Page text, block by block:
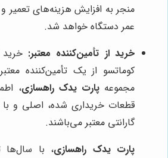
منجر به افزایش هزینه‌های
عمر دستگاه خواهد شد.
خرید از تأمین‌کننده معتبر:
کوماتسو از یک تأمین‌کننده
مجموعهپارت یدک راهسازی،
قطعات خریداری شده، اصلی و
گارانتی معتبر می‌باشند.
پارت یدک راهسازی، با سال‌ها